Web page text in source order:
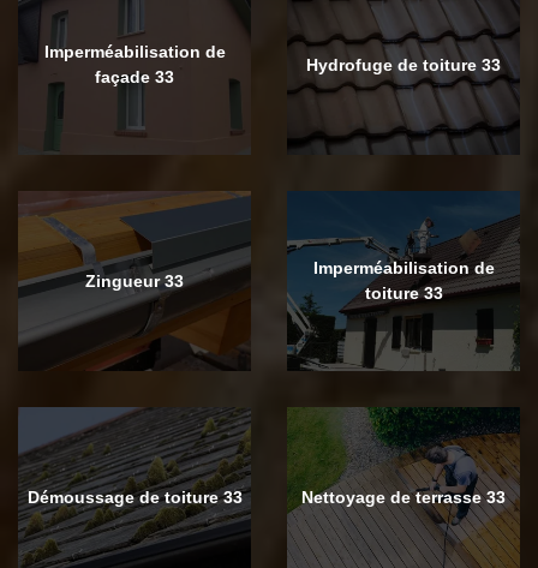
Imperméabilisation de
façade 33
Hydrofuge de toiture 33
Zingueur 33
Imperméabilisation de
toiture 33
Démoussage de toiture 33 Nettoyage de terrasse 33